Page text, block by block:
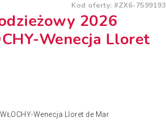
Kod oferty: #ZX6-7599193
2026
Wenecja Lloret
Wenecja Lloret de Mar